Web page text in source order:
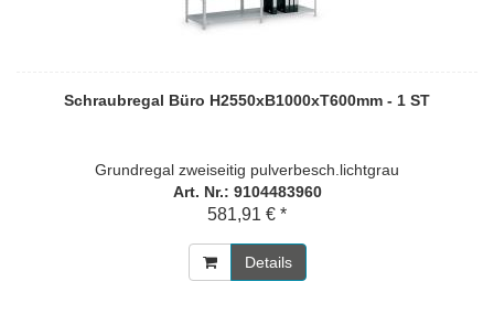
Schraubregal Büro H2550xB1000xT600mm - 1 ST
Grundregal zweiseitig pulverbesch.lichtgrau
Art. Nr.: 9104483960
581,91 € *
Details